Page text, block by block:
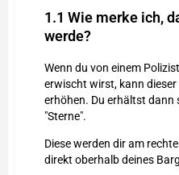
1.1 Wie merke ich,
werde?
Wenn du von einem
erwischt wirst, kann dieser
erhöhen. Du erhältst dann
"Sterne".
Diese werden dir am
direkt oberhalb deines